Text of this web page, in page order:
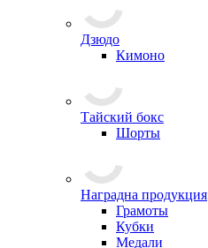
Дзюдо
Кимоно
Тайский бокс
Шорты
Наградна продукция
Грамоты
Кубки
Медали